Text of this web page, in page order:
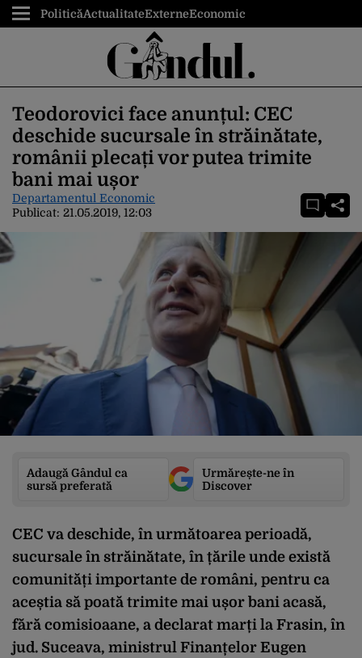
PoliticăActualitateExterneEconomic
Teodorovici face anunțul: CEC
deschide sucursale în străinătate,
românii plecați vor putea trimite
bani mai ușor
Departamentul Economic
Publicat: 21.05.2019, 12:03
Adaugă Gândul ca
sursă preferată
Urmărește-ne în
Discover
CEC va deschide, în următoarea perioadă,
sucursale în străinătate, în țările unde există
comunități importante de români, pentru ca
aceștia să poată trimite mai ușor bani acasă,
fără comisioaane, a declarat marți la Frasin, în
jud. Suceava, ministrul Finanțelor Eugen